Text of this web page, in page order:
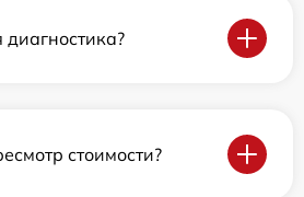
диагностика?
стоимости?